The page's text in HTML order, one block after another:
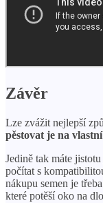
Závěr
Lze zvážit nejlepší
pěstovat je na
Jedině tak máte
počítat s
nákupu semen je
které potěší oko na